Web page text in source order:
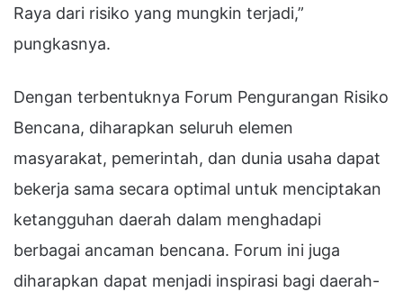
Raya dari risiko yang mungkin terjadi,”
pungkasnya.
Dengan terbentuknya Forum Pengurangan Risiko
Bencana, diharapkan seluruh elemen
masyarakat, pemerintah, dan dunia usaha dapat
bekerja sama secara optimal untuk menciptakan
ketangguhan daerah dalam menghadapi
berbagai ancaman bencana. Forum ini juga
diharapkan dapat menjadi inspirasi bagi daerah-